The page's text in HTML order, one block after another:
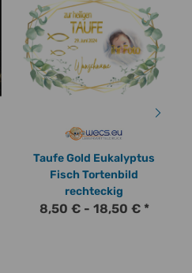
Taufe Gold Eukalyptus
Fisch Tortenbild
rechteckig
8,50 € - 18,50 € *